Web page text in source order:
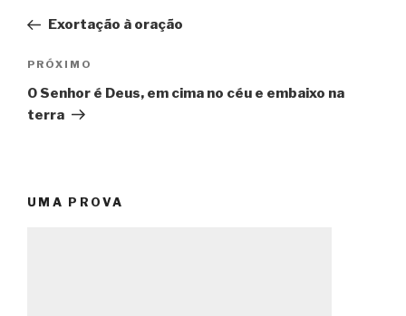
Post
anterior
Exortação à oração
Próximo
post
PRÓXIMO
O Senhor é Deus, em cima no céu e embaixo na
terra
UMA PROVA